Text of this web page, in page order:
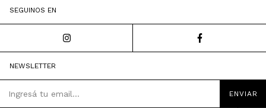
SEGUINOS EN
NEWSLETTER